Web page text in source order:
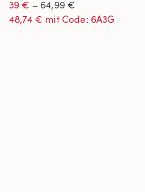
in D-Cup
39 € – 64,99 €
48,74 € mit Code: 6A3G